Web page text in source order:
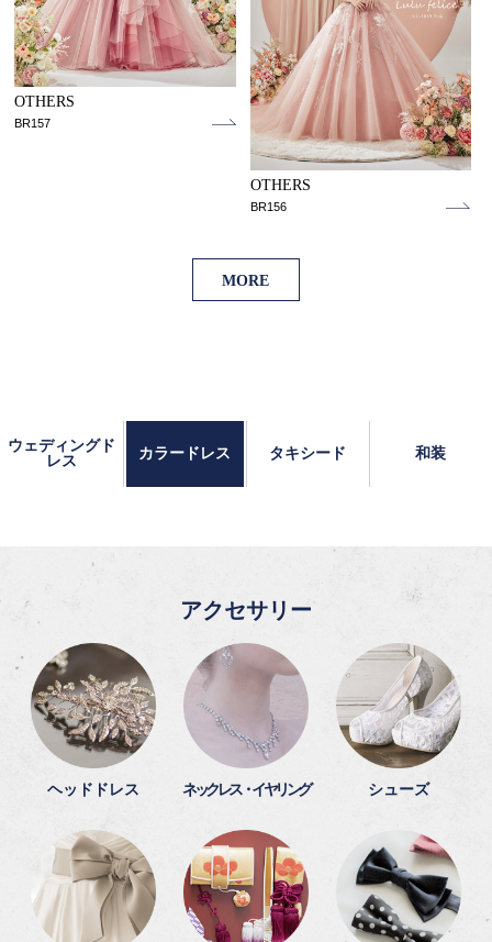
OTHERS
BR157
OTHERS
BR156
MORE
ウェディングド
レス
カラードレス タキシード 和装
アクセサリー
ヘッドドレス ネックレス・イヤリング シューズ